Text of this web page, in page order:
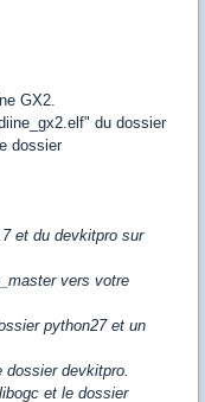
GX2.
du dossier
dossier
et du devkitpro sur
vers votre
python27 et un
dossier devkitpro.
et le dossier